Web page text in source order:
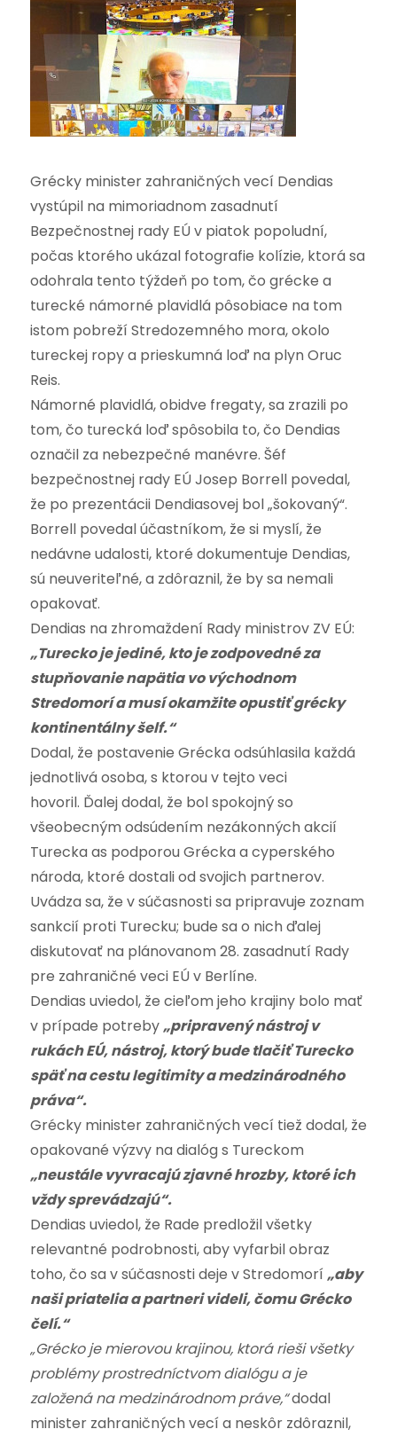
Grécky minister zahraničných vecí Dendias
vystúpil na mimoriadnom zasadnutí
Bezpečnostnej rady EÚ v piatok popoludní,
počas ktorého ukázal fotografie kolízie, ktorá sa
odohrala tento týždeň po tom, čo grécke a
turecké námorné plavidlá pôsobiace na tom
istom pobreží Stredozemného mora, okolo
tureckej ropy a prieskumná loď na plyn Oruc
Reis.
Námorné plavidlá, obidve fregaty, sa zrazili po
tom, čo turecká loď spôsobila to, čo Dendias
označil za nebezpečné manévre. Šéf
bezpečnostnej rady EÚ Josep Borrell povedal,
že po prezentácii Dendiasovej bol „šokovaný“.
Borrell povedal účastníkom, že si myslí, že
nedávne udalosti, ktoré dokumentuje Dendias,
sú neuveriteľné, a zdôraznil, že by sa nemali
opakovať.
Dendias na zhromaždení Rady ministrov ZV EÚ:
„Turecko je jediné, kto je zodpovedné za
stupňovanie napätia vo východnom
Stredomorí a musí okamžite opustiť grécky
kontinentálny šelf.“
Dodal, že postavenie Grécka odsúhlasila každá
jednotlivá osoba, s ktorou v tejto veci
hovoril. Ďalej dodal, že bol spokojný so
všeobecným odsúdením nezákonných akcií
Turecka as podporou Grécka a cyperského
národa, ktoré dostali od svojich partnerov.
Uvádza sa, že v súčasnosti sa pripravuje zoznam
sankcií proti Turecku; bude sa o nich ďalej
diskutovať na plánovanom 28. zasadnutí Rady
pre zahraničné veci EÚ v Berlíne.
Dendias uviedol, že cieľom jeho krajiny bolo mať
v prípade potreby„pripravený nástroj v
rukách EÚ, nástroj, ktorý bude tlačiť Turecko
späť na cestu legitimity a medzinárodného
práva“.
Grécky minister zahraničných vecí tiež dodal, že
opakované výzvy na dialóg s Tureckom
„neustále vyvracajú zjavné hrozby, ktoré ich
vždy sprevádzajú“.
Dendias uviedol, že Rade predložil všetky
relevantné podrobnosti, aby vyfarbil obraz
toho, čo sa v súčasnosti deje v Stredomorí „aby
naši priatelia a partneri videli, čomu Grécko
čelí.“
„Grécko je mierovou krajinou, ktorá rieši všetky
problémy prostredníctvom dialógu a je
založená na medzinárodnom práve,“dodal
minister zahraničných vecí a neskôr zdôraznil,